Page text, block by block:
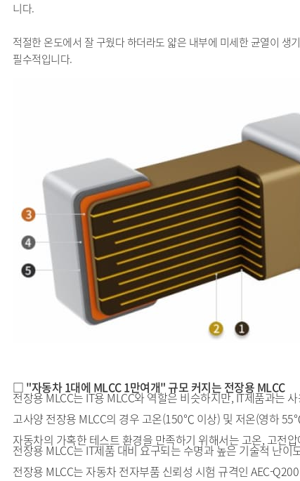
니다.
적절한 온도에서 잘 구웠다 하더라도 얇은 내부에 미세한 균열이
필수적입니다.
□ "자동차 1대에 MLCC 1만여개" 규모 커지는 전장용 MLCC
전장용 MLCC는 IT용 MLCC와 역할은 비슷하지만, IT제품과는
고사양 전장용 MLCC의 경우 고온(150℃ 이상) 및 저온(영하
자동차의 가혹한 테스트 환경을 만족하기 위해서는 고온, 고전
전장용 MLCC는 IT제품 대비 요구되는 수명과 높은 기술적 난
전장용 MLCC는 자동차 전자부품 신뢰성 시험 규격인 AEC-